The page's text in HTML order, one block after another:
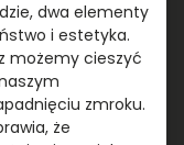
dwa elementy
i estetyka.
możemy cieszyć
zmroku.
że